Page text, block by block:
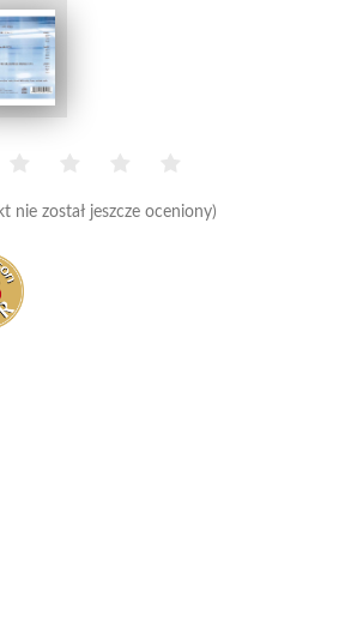
nie został jeszcze oceniony)